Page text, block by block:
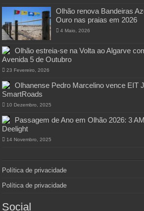
Olhão renova Bandeiras
Ouro nas praias em 2026
4 Maio, 2026
Olhão estreia-se na Volta ao Algarve
Avenida 5 de Outubro
23 Fevereiro, 2026
Olhanense Pedro Marcelino vence EIT
SmartRoads
10 Dezembro, 2025
Passagem de Ano em Olhão 2026: 3
Deelight
14 Novembro, 2025
Política de privacidade
Política de privacidade
Social